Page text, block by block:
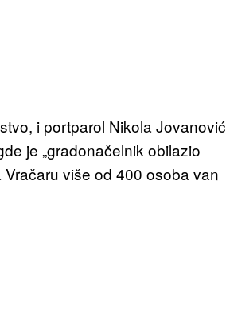
i portparol Nikola Jovanović
je „gradonačelnik obilazio
više od 400 osoba van